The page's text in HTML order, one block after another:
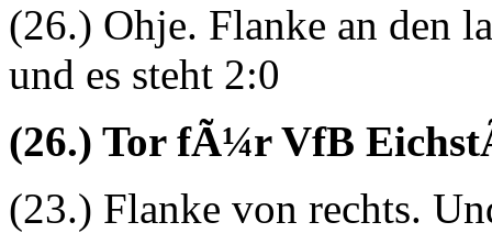
(26.) Ohje. Flanke an den
und es steht 2:0
(26.) Tor fÃ¼r VfB
(23.) Flanke von rechts.